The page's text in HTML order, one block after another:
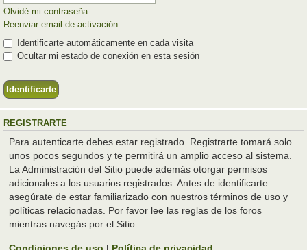
Olvidé mi contraseña
Reenviar email de activación
Identificarte automáticamente en cada visita
Ocultar mi estado de conexión en esta sesión
REGISTRARTE
Para autenticarte debes estar registrado. Registrarte tomará solo
unos pocos segundos y te permitirá un amplio acceso al sistema.
La Administración del Sitio puede además otorgar permisos
adicionales a los usuarios registrados. Antes de identificarte
asegúrate de estar familiarizado con nuestros términos de uso y
políticas relacionadas. Por favor lee las reglas de los foros
mientras navegás por el Sitio.
Condiciones de uso | Política de privacidad